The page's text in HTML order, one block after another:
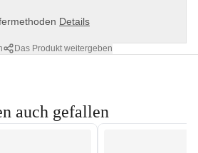
Details
Das Produkt weitergeben
auch gefallen